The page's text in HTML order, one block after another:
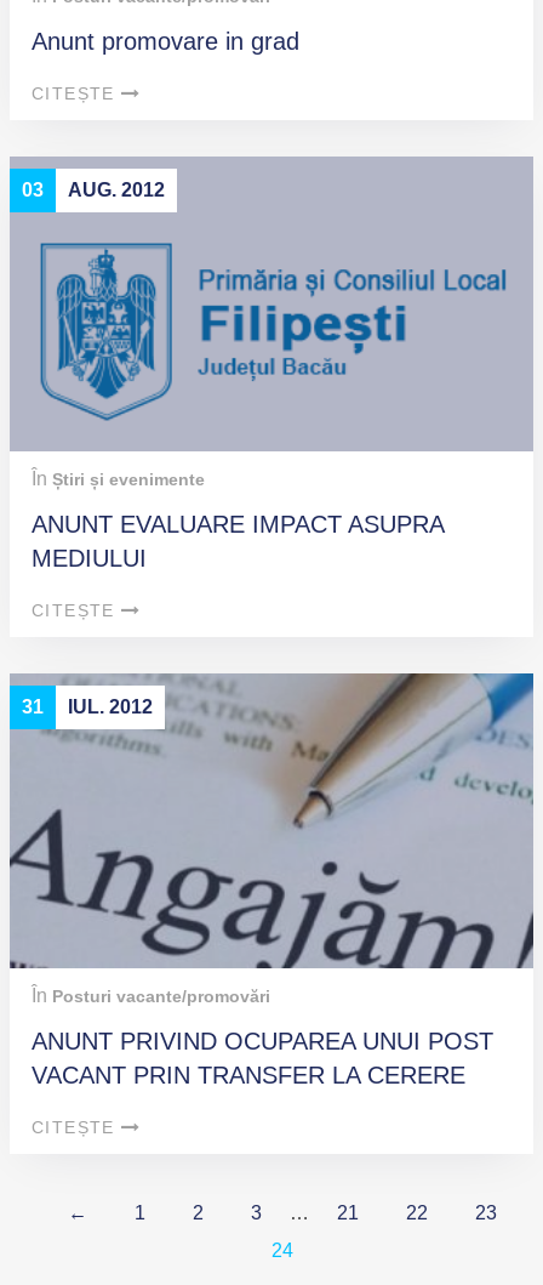
Anunt promovare in grad
CITEȘTE
03 AUG. 2012
În Știri și evenimente
ANUNT EVALUARE IMPACT ASUPRA
MEDIULUI
CITEȘTE
31 IUL. 2012
În Posturi vacante/promovări
ANUNT PRIVIND OCUPAREA UNUI POST
VACANT PRIN TRANSFER LA CERERE
CITEȘTE
← 1 2 3 … 21 22
23
24